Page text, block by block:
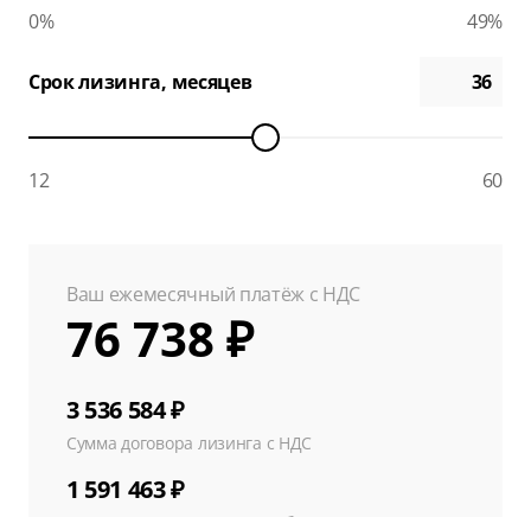
0% 49%
Срок лизинга, месяцев
12 60
Ваш ежемесячный платёж с НДС
76 738 ₽
3 536 584 ₽
Сумма договора лизинга с НДС
1 591 463 ₽